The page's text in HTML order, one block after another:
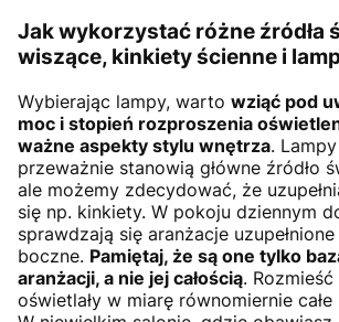
Jak wykorzystać różne źródła
wiszące, kinkiety ścienne i
Wybierając lampy, warto wziąć pod
moc i stopień rozproszenia
ważne aspekty stylu wnętrza.
przeważnie stanowią główne źródło
ale możemy zdecydować, że
się np. kinkiety. W pokoju dziennym
sprawdzają się aranżacje
boczne. Pamiętaj, że są one tylko
aranżacji, a nie jej całością.
oświetlały w miarę równomiernie